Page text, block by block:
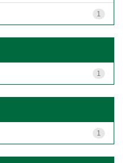
1
1
1